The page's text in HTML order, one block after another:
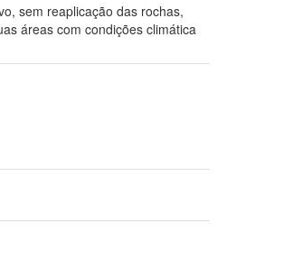
sem reaplicação das rochas,
áreas com condições climática